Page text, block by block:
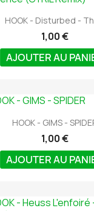
HOOK - Disturbed -
1,00 €
AJOUTER AU
HOOK - GIMS -
1,00 €
AJOUTER AU